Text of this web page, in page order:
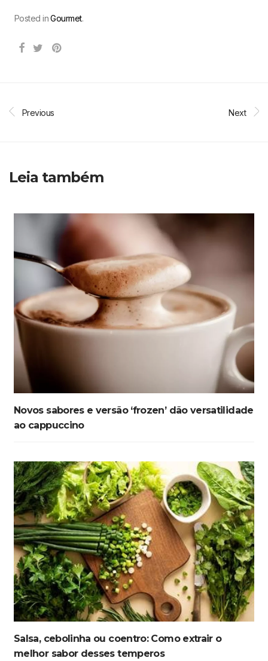
Posted inGourmet.
Previous Next
Leia também
Novos sabores e versão ‘frozen’ dão versatilidade
ao cappuccino
Salsa, cebolinha ou coentro: Como extrair o
melhor sabor desses temperos